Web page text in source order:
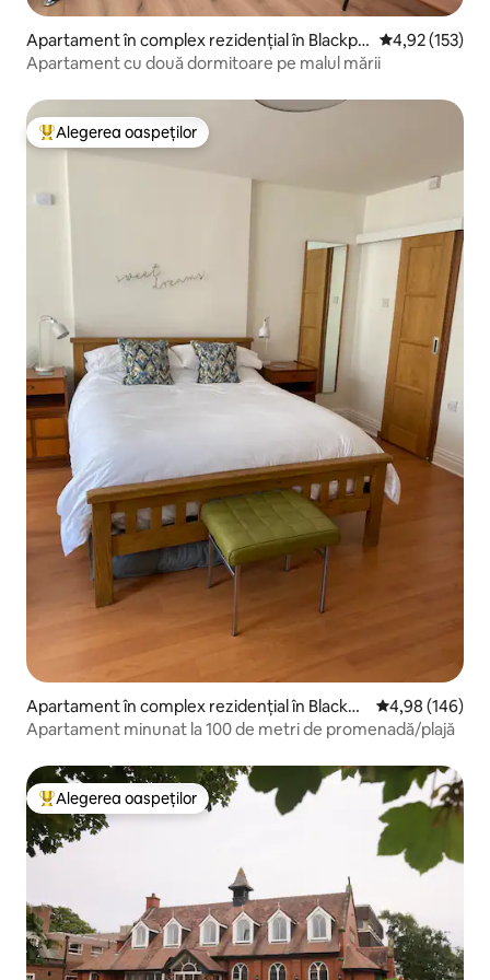
Apartament în complex rezidențial în Blackpo
ol
Scor mediu
4,92 (153)
Apartament cu două dormitoare pe malul mării
Locuință din topul categoriei Alegerea oaspeților
Alegerea oaspeților
Apartament în complex rezidențial în Blackpo
ol
Scor mediu de
4,98 (146)
Apartament minunat la 100 de metri de promenadă/plajă
Locuință din topul categoriei Alegerea oaspeților
Alegerea oaspeților